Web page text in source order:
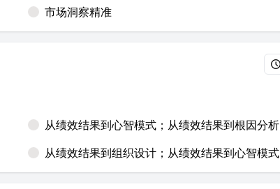
市场洞察精准
从绩效结果到心智模式；从绩效结果到根因分析
从绩效结果到组织设计；从绩效结果到心智模式